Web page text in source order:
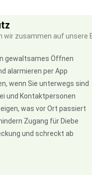
wir zusammen auf unsere
gewaltsames Öffnen
alarmieren per App
wenn Sie unterwegs sind
und Kontaktpersonen
was vor Ort passiert
Zugang für Diebe
und schreckt ab